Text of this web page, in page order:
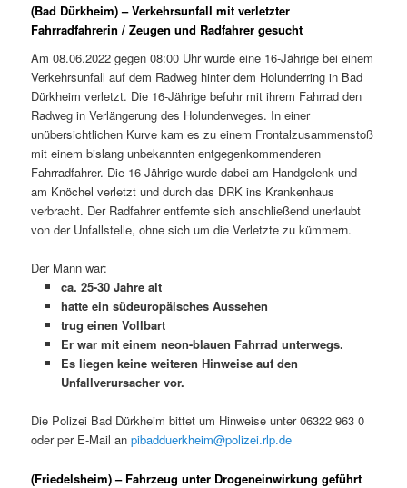
(Bad Dürkheim) – Verkehrsunfall mit verletzter
Fahrradfahrerin / Zeugen und Radfahrer gesucht
Am 08.06.2022 gegen 08:00 Uhr wurde eine 16-Jährige bei einem
Verkehrsunfall auf dem Radweg hinter dem Holunderring in Bad
Dürkheim verletzt. Die 16-Jährige befuhr mit ihrem Fahrrad den
Radweg in Verlängerung des Holunderweges. In einer
unübersichtlichen Kurve kam es zu einem Frontalzusammenstoß
mit einem bislang unbekannten entgegenkommenderen
Fahrradfahrer. Die 16-Jährige wurde dabei am Handgelenk und
am Knöchel verletzt und durch das DRK ins Krankenhaus
verbracht. Der Radfahrer entfernte sich anschließend unerlaubt
von der Unfallstelle, ohne sich um die Verletzte zu kümmern.
Der Mann war:
ca. 25-30 Jahre alt
hatte ein südeuropäisches Aussehen
trug einen Vollbart
Er war mit einem neon-blauen Fahrrad unterwegs.
Es liegen keine weiteren Hinweise auf den
Unfallverursacher vor.
Die Polizei Bad Dürkheim bittet um Hinweise unter 06322 963 0
oder per E-Mail anpibadduerkheim@polizei.rlp.de
(Friedelsheim) – Fahrzeug unter Drogeneinwirkung geführt